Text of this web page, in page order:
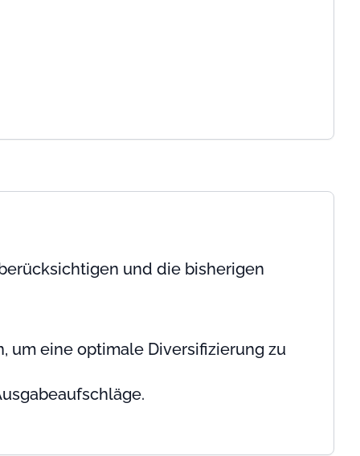
und die bisherigen
um eine optimale Diversifizierung zu